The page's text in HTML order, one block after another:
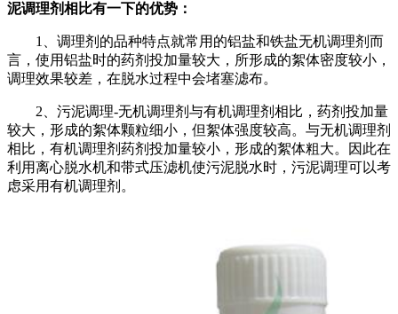
泥调理剂相比有一下的优势：
1、调理剂的品种特点就常用的铝盐和铁盐无机调理剂而
言，使用铝盐时的药剂投加量较大，所形成的絮体密度较小，
调理效果较差，在脱水过程中会堵塞滤布。
2、污泥调理-无机调理剂与有机调理剂相比，药剂投加量
较大，形成的絮体颗粒细小，但絮体强度较高。与无机调理剂
相比，有机调理剂药剂投加量较小，形成的絮体粗大。因此在
利用离心脱水机和带式压滤机使污泥脱水时，污泥调理可以考
虑采用有机调理剂。